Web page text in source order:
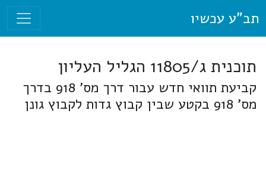
תב"ע עכשיו
תוכנית ג/11805 הגליל העליון
קביעת תוואי חדש עבור דרך מס' 918 בדרך
מס' 918 בקטע שבין קבוץ גדות לקבוץ גונן